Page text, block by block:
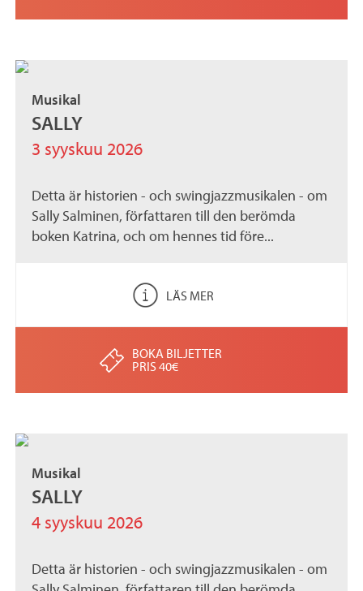
Musikal
SALLY
3 syyskuu 2026
Detta är historien - och swingjazzmusikalen - om
Sally Salminen, författaren till den berömda
boken Katrina, och om hennes tid före...
LÄS MER
BOKA BILJETTER
PRIS 40€
Musikal
SALLY
4 syyskuu 2026
Detta är historien - och swingjazzmusikalen - om